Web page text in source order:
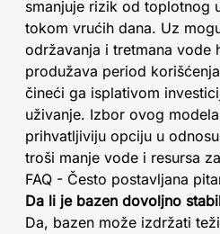
smanjuje rizik od toplotnog
tokom vrućih dana. Uz
održavanja i tretmana vode
produžava period
čineći ga isplativom
uživanje. Izbor ovog
prihvatljiviju opciju u
troši manje vode i resursa
FAQ - Često postavljana
Da li je bazen dovoljno
Da, bazen može izdržati